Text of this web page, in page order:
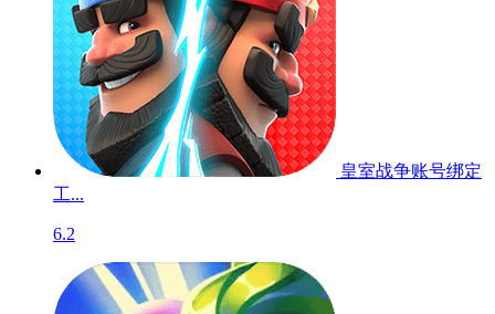
皇室战争账号绑定
工...
6.2